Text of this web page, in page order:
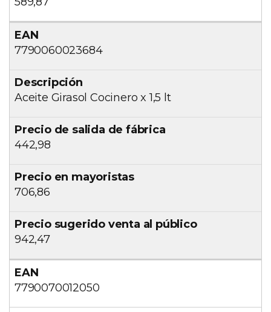
7790060023684
Aceite Girasol Cocinero x 1,5 lt
442,98
706,86
942,47
7790070012050